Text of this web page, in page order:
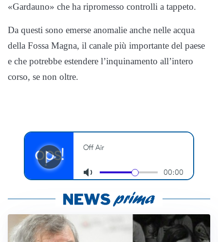
«Gardauno» che ha ripromesso controlli a tappeto.
Da questi sono emerse anomalie anche nelle acqua
della Fossa Magna, il canale più importante del paese
e che potrebbe estendere l’inquinamento all’intero
corso, se non oltre.